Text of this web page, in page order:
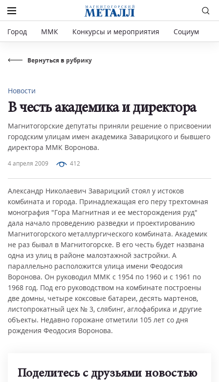
Город ММК Конкурсы и мероприятия Социум
Вернуться в рубрику
4 апреля 2009 412
Новости
В честь академика и директора
Магнитогорские депутаты приняли решение о присвоении
городским улицам имен академика Заварицкого и бывшего
директора ММК Воронова.
Александр Николаевич Заварицкий стоял у истоков
комбината и города. Принадлежащая его перу трехтомная
монография "Гора Магнитная и ее месторождения руд"
дала начало проведению разведки и проектированию
Магнитогорского металлургического комбината. Академик
не раз бывал в Магнитогорске. В его честь будет названа
одна из улиц в районе малоэтажной застройки. А
параллельно расположится улица имени Феодосия
Воронова. Он руководил ММК с 1954 по 1960 и с 1961 по
1968 год. Под его руководством на комбинате построены
две домны, четыре коксовые батареи, десять мартенов,
листопрокатный цех № 3, слябинг, аглофабрика и другие
объекты. Недавно горожане отметили 105 лет со дня
рождения Феодосия Воронова.
Поделитесь с друзьями новостью